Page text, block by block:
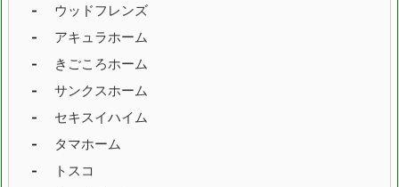
埼玉県
東京都
新潟県
石川県
ウッドフレンズ
アキュラホーム
きごころホーム
サンクスホーム
セキスイハイム
タマホーム
トスコ